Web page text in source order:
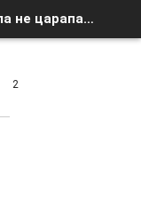
Куплю передние боковые стекла не царапанные на DA7 - Страница 2 - Список форумов
2